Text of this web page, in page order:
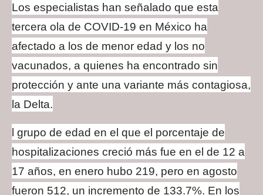
Los especialistas han señalado que esta
tercera ola de COVID-19 en México ha
afectado a los de menor edad y los no
vacunados, a quienes ha encontrado sin
protección y ante una variante más contagiosa,
la Delta.
l grupo de edad en el que el porcentaje de
hospitalizaciones creció más fue en el de 12 a
17 años, en enero hubo 219, pero en agosto
fueron 512, un incremento de 133.7%. En los